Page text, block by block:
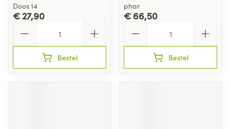
Doos 14
€ 27,90
Bestel
phar
€ 66,50
Bestel